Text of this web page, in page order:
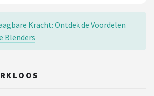
Kracht: Ontdek de Voordelen
Blenders